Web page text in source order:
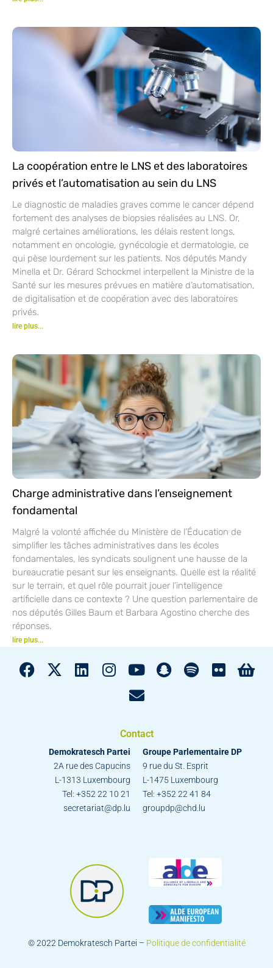
La coopération entre le LNS et des laboratoires
privés et l’automatisation au sein du LNS
Le diagnostic de maladies graves comme le cancer dépend
fortement des analyses de biopsies réalisées au LNS. Or,
malgré certaines améliorations, les délais restent longs,
notamment en oncologie, gynécologie et dermatologie, ce
qui pèse lourdement sur les patients. Nos députés Mandy
Minella et Dr. Gérard Schockmel interpellent la Ministre de la
Santé sur les mesures prévues en matière d’automatisation,
de digitalisation et de coopération avec des laboratoires
privés.
lire plus...
Charge administrative dans l’enseignement
fondamental
Malgré la volonté affichée du Ministère de l’Éducation de
simplifier les tâches administratives dans les écoles
fondamentales, les syndicats soulignent une hausse de la
bureaucratie pesant sur les enseignants. Quelle est la réalité
sur le terrain, et quel rôle pourrait jouer l’intelligence
artificielle dans ce contexte ? Une question parlementaire de
nos députés Gilles Baum et Barbara Agostino cherche des
réponses.
lire plus...
Contact
Demokratesch Partei
2A rue des Capucins
L-1313 Luxembourg
Tel: +352 22 10 21
secretariat@dp.lu
Groupe Parlementaire DP
9 rue du St. Esprit
L-1475 Luxembourg
Tel: +352 22 41 84
groupdp@chd.lu
© 2022 Demokratesch Partei – Politique de confidentialité